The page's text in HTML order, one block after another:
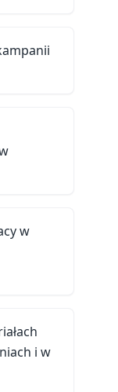
w
i w